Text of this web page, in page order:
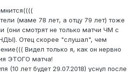
(маме 78 лет, а отцу 79 лет) тоже
(они смотрят не только матчи ЧМ с
Отец скорее "слушал", чем
Видел только я, как он нервно
ЭТОГО матча!
(10 лет будет 29.07.2018) уснул после